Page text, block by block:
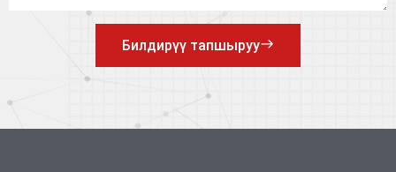
Билдирүү тапшыруу